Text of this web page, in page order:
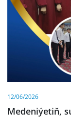
12/06/2026
Medeniýetiň,